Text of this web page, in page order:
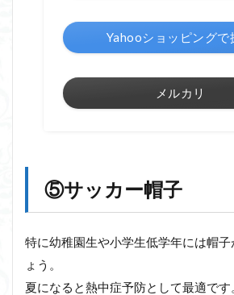
Yahooショッピングで
メルカリ
⑤サッカー帽子
特に幼稚園生や小学生低学年には帽子
ょう。
夏になると熱中症予防として最適です